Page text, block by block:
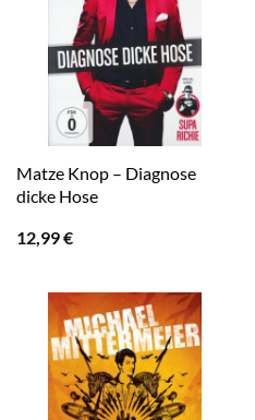
Matze Knop – Diagnose
dicke Hose
12,99€